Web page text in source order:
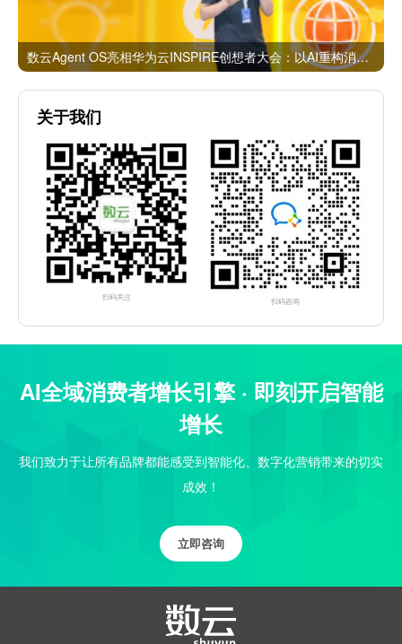
数云Agent OS亮相华为云INSPIRE创想者大会：以AI重构消费者运营与零售营销新范式
关于我们
扫码关注 扫码咨询
AI全域消费者增长引擎 · 即刻开启智能
增长
我们致力于让所有品牌都能感受到智能化、数字化营销带来的切实
成效！
立即咨询